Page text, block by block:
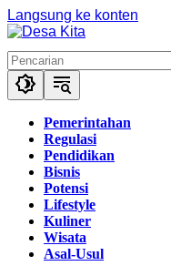
Langsung ke konten
Pemerintahan
Regulasi
Pendidikan
Bisnis
Potensi
Lifestyle
Kuliner
Wisata
Asal-Usul